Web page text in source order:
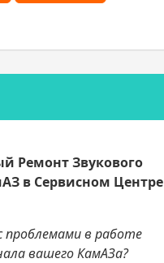
Ремонт Звукового
в Сервисном Центре
проблемами в работе
вашего КамАЗа?